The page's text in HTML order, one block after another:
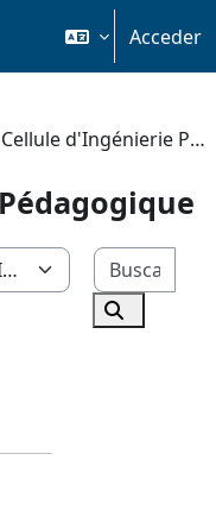
Acceder
Cellule d'Ingénierie Pédagogique
Buscar